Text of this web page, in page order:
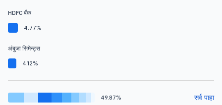
HDFC बँक
4.77%
अंबुजा सिमेन्ट्स
4.12%
49.87% सर्व पाहा